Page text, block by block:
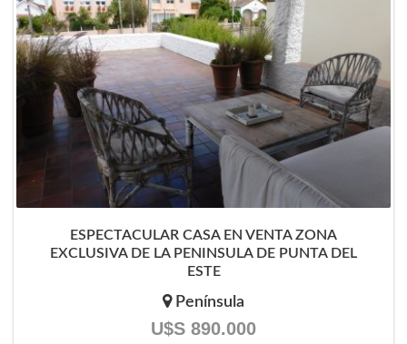
ESPECTACULAR CASA EN VENTA ZONA
EXCLUSIVA DE LA PENINSULA DE PUNTA DEL
ESTE
Península
U$S 890.000